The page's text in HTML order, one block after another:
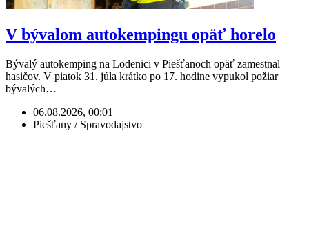
V bývalom autokempingu opäť horelo
Bývalý autokemping na Lodenici v Piešťanoch opäť zamestnal
hasičov. V piatok 31. júla krátko po 17. hodine vypukol požiar
bývalých…
06.08.2026, 00:01
Piešťany / Spravodajstvo